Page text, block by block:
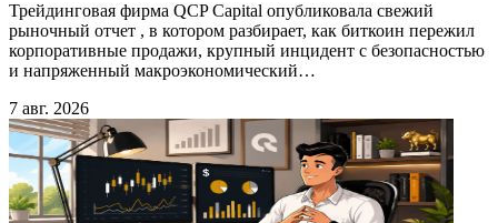
Трейдинговая фирма QCP Capital опубликовала свежий
рыночный отчет , в котором разбирает, как биткоин пережил
корпоративные продажи, крупный инцидент с безопасностью
и напряженный макроэкономический…
7 авг. 2026